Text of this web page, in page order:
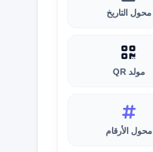
محول التاريخ
مولد QR
محول الأرقام